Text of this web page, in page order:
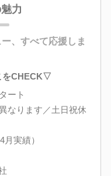
力
、すべて応援しま
をCHECK▽
ート
なります／土日祝休
実績）